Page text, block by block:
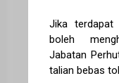
Jika terdapat
boleh
Jabatan
talian bebas